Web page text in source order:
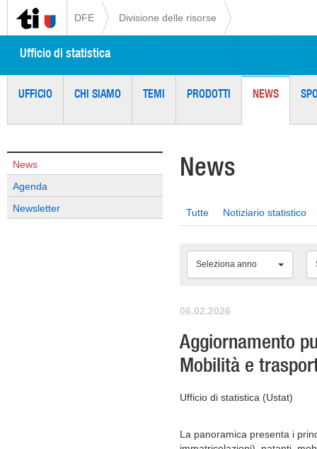
DFE Divisione delle risorse
Ufficio di statistica
UFFICIO CHI SIAMO TEMI PRODOTTI NEWS
News
Agenda
Newsletter
News
Tutte Notiziario statistico
Seleziona anno
06.02.2026
Aggiornamento
Mobilità e
Ufficio di statistica (Ustat)
La panoramica presenta i